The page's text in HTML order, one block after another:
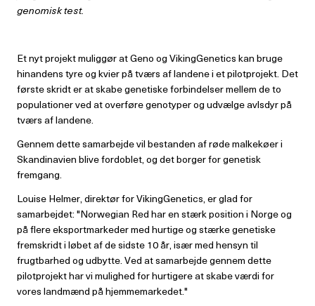
genomisk test.
Et nyt projekt muliggør at Geno og VikingGenetics kan bruge
hinandens tyre og kvier på tværs af landene i et pilotprojekt. Det
første skridt er at skabe genetiske forbindelser mellem de to
populationer ved at overføre genotyper og udvælge avlsdyr på
tværs af landene.
Gennem dette samarbejde vil bestanden af røde malkekøer i
Skandinavien blive fordoblet, og det borger for genetisk
fremgang.
Louise Helmer, direktør for VikingGenetics, er glad for
samarbejdet: "Norwegian Red har en stærk position i Norge og
på flere eksportmarkeder med hurtige og stærke genetiske
fremskridt i løbet af de sidste 10 år, især med hensyn til
frugtbarhed og udbytte. Ved at samarbejde gennem dette
pilotprojekt har vi mulighed for hurtigere at skabe værdi for
vores landmænd på hjemmemarkedet."